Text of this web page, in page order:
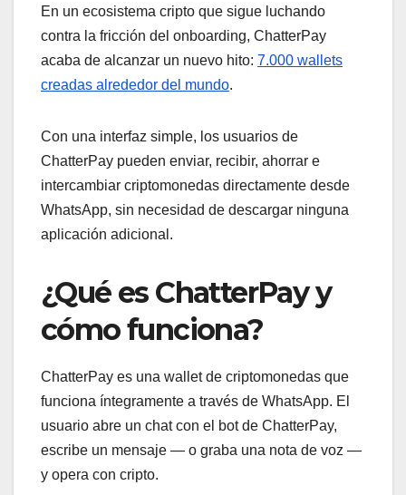
En un ecosistema cripto que sigue luchando
contra la fricción del onboarding, ChatterPay
acaba de alcanzar un nuevo hito: 7.000 wallets
creadas alrededor del mundo.
Con una interfaz simple, los usuarios de
ChatterPay pueden enviar, recibir, ahorrar e
intercambiar criptomonedas directamente desde
WhatsApp, sin necesidad de descargar ninguna
aplicación adicional.
¿Qué es ChatterPay y
cómo funciona?
ChatterPay es una wallet de criptomonedas que
funciona íntegramente a través de WhatsApp. El
usuario abre un chat con el bot de ChatterPay,
escribe un mensaje — o graba una nota de voz —
y opera con cripto.